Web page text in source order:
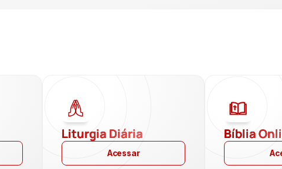
Liturgia Diária
Acessar
Bíblia